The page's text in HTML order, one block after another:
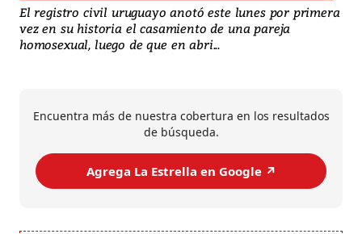
El registro civil uruguayo anotó este lunes por primera
vez en su historia el casamiento de una pareja
homosexual, luego de que en abri...
Encuentra más de nuestra cobertura en los resultados
de búsqueda.
Agrega La Estrella en Google ↗️